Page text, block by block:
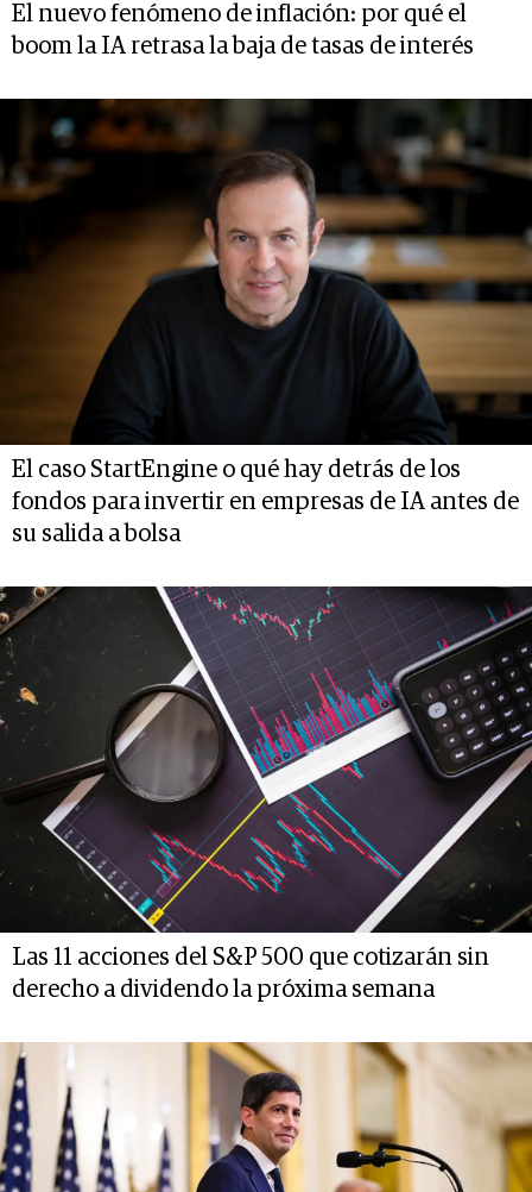
El nuevo fenómeno de inflación: por qué el
boom la IA retrasa la baja de tasas de interés
El caso StartEngine o qué hay detrás de los
fondos para invertir en empresas de IA antes de
su salida a bolsa
Las 11 acciones del S&P 500 que cotizarán sin
derecho a dividendo la próxima semana